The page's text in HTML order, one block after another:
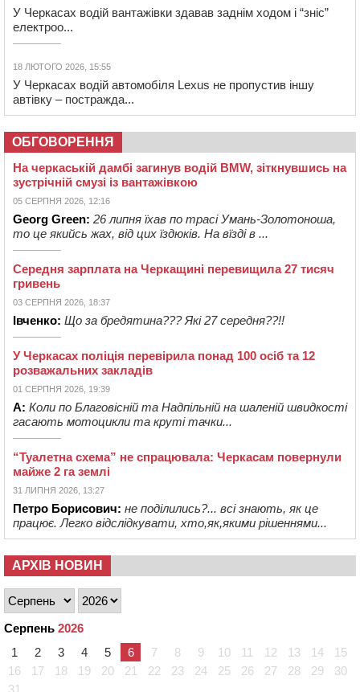
У Черкасах водій вантажівки здавав заднім ходом і “зніс”
електроо...
18 ЛЮТОГО 2026, 15:55
У Черкасах водій автомобіля Lexus не пропустив іншу
автівку – постражда...
ОБГОВОРЕННЯ
На черкаській дамбі загинув водій BMW, зіткнувшись на
зустрічній смузі із вантажівкою
05 СЕРПНЯ 2026, 12:16
Georg Green: 26 липня їхав по трасі Умань-Золотоноша,
то це якийсь жах, від цих їздюків. На вїзді в ...
Середня зарплата на Черкащині перевищила 27 тисяч
гривень
03 СЕРПНЯ 2026, 18:37
Івченко: Що за бредятина??? Які 27 середня??!!
У Черкасах поліція перевірила понад 100 осіб та 12
розважальних закладів
01 СЕРПНЯ 2026, 19:39
А: Коли по Благовісній та Надпільній на шаленій швидкості
гасають мотоцикли та круті тачки...
“Туалетна схема” не спрацювала: Черкасам повернули
майже 2 га землі
31 ЛИПНЯ 2026, 13:27
Петро Борисович: не поділились?... всі знають, як це
працює. Легко відслідкувати, хто,як,якими рішеннями...
АРХІВ НОВИН
Серпень 2026
1
2 3 4 5 6 7 8 9 10 11 12 13 14
15
16
17 18 19 20 21 22 23 24 25 26 27 28 29
30
31